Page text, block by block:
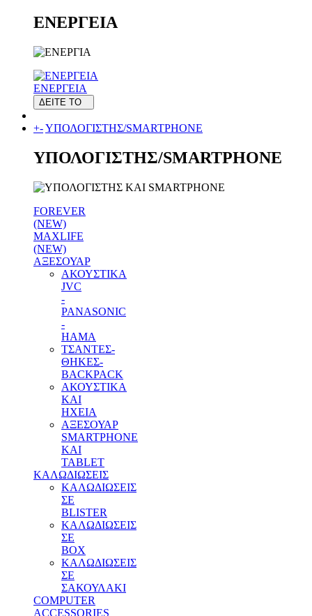
ΕΝΕΡΓΕΙΑ
ΕΝΕΡΓΕΙΑ
ΔΕΙΤΕ ΤΟ
+-ΥΠΟΛΟΓΙΣΤΗΣ/SMARTPHONE
ΥΠΟΛΟΓΙΣΤΗΣ/SMARTPHONE
FOREVER
(NEW)
MAXLIFE
(NEW)
ΑΞΕΣΟΥΑΡ
ΑΚΟΥΣΤΙΚΑ
JVC
-
PANASONIC
-
HAMA
ΤΣΑΝΤΕΣ-
ΘΗΚΕΣ-
BACKPACK
ΑΚΟΥΣΤΙΚΑ
ΚΑΙ
ΗΧΕΙΑ
ΑΞΕΣΟΥΑΡ
SMARTPHONE
ΚΑΙ
TABLET
ΚΑΛΩΔΙΩΣΕΙΣ
ΚΑΛΩΔΙΩΣΕΙΣ
ΣΕ
BLISTER
ΚΑΛΩΔΙΩΣΕΙΣ
ΣΕ
BOX
ΚΑΛΩΔΙΩΣΕΙΣ
ΣΕ
ΣΑΚΟΥΛΑΚΙ
COMPUTER
ACCESSORIES